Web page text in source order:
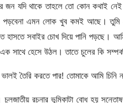
জন যদি থাকে তাহলে তো কোন কথাই
পড়বেনা এমন লোক খুব কমই আছে।
হাসতে সবাইর চোখ দিয়ে পানি পড়ছে।
হেসে উঠল। তাতে চুলের কি সম্পর্ক
তৈরি করতে পার! তোমাকে আমি চিনি
চুলজাতীয় রচনার ভূমিকাটা বোধ হয়